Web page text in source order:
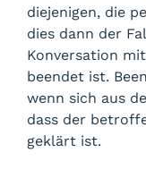
diejenigen, die
dies dann der
Konversation
beendet ist.
wenn sich aus
dass der
geklärt ist.